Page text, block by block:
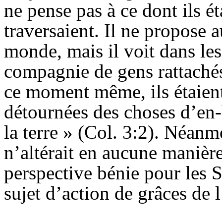
ne pense pas à ce dont ils
traversaient. Il ne propose
monde, mais il voit dans
compagnie de gens
ce moment même, ils
détournées des choses
la terre » (Col. 3:2).
n’altérait en aucune
perspective bénie pour les
sujet d’action de grâces de